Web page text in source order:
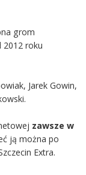
grom
2012 roku
Jarek Gowin,
zawsze w
ją można po
Extra.